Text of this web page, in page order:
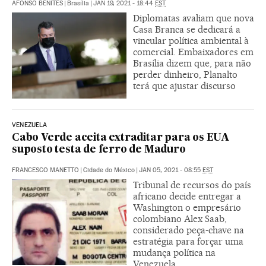
AFONSO BENITES | Brasília | JAN 19, 2021 - 18:44 EST
Diplomatas avaliam que nova
Casa Branca se dedicará a
vincular política ambiental à
comercial. Embaixadores em
Brasília dizem que, para não
perder dinheiro, Planalto
terá que ajustar discurso
VENEZUELA
Cabo Verde aceita extraditar para os EUA
suposto testa de ferro de Maduro
FRANCESCO MANETTO | Cidade do México | JAN 05, 2021 - 08:55 EST
Tribunal de recursos do país
africano decide entregar a
Washington o empresário
colombiano Alex Saab,
considerado peça-chave na
estratégia para forçar uma
mudança política na
Venezuela